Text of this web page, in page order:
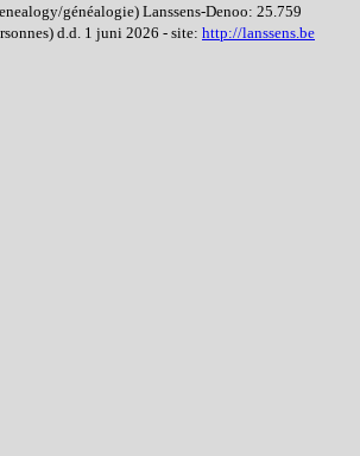
généalogie) Lanssens-Denoo: 25.759
d.d. 1 juni 2026 - site: http://lanssens.be